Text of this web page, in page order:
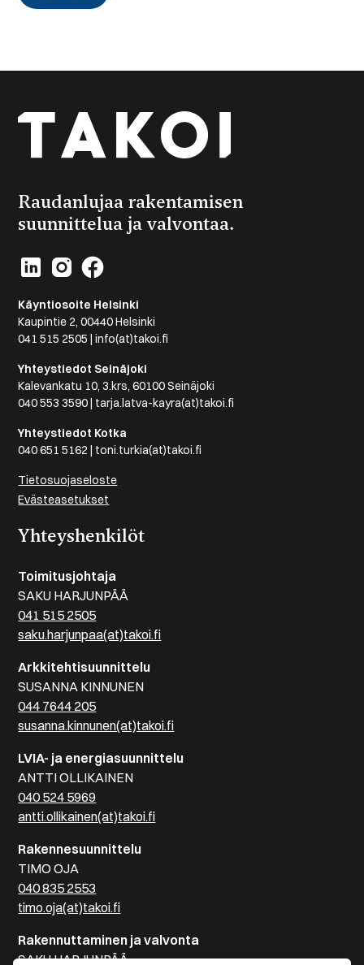
Raudanlujaa rakentamisen
suunnittelua ja valvontaa.
Käyntiosoite Helsinki
Kaupintie 2, 00440 Helsinki
041 515 2505 | info(at)takoi.fi
Yhteystiedot Seinäjoki
Kalevankatu 10, 3.krs, 60100 Seinäjoki
040 553 3590 | tarja.latva-kayra(at)takoi.fi
Yhteystiedot Kotka
040 651 5162 | toni.turkia(at)takoi.fi
Tietosuojaseloste
Evästeasetukset
Yhteyshenkilöt
Toimitusjohtaja
SAKU HARJUNPÄÄ
041 515 2505
saku.harjunpaa(at)takoi.fi
Arkkitehtisuunnittelu
SUSANNA KINNUNEN
044 7644 205
susanna.kinnunen(at)takoi.fi
LVIA- ja energiasuunnittelu
ANTTI OLLIKAINEN
040 524 5969
antti.ollikainen(at)takoi.fi
Rakennesuunnittelu
TIMO OJA
040 835 2553
timo.oja(at)takoi.fi
Rakennuttaminen ja valvonta
SAKU HARJUNPÄÄ